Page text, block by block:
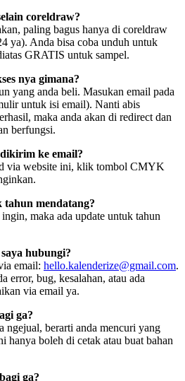
coreldraw?
paling bagus hanya di coreldraw
ya). Anda bisa coba unduh untuk
GRATIS untuk sampel.
nya gimana?
yang anda beli. Masukan email pada
untuk isi email). Nanti abis
maka anda akan di redirect dan
berfungsi.
ke email?
via website ini, klik tombol CMYK
mendatang?
maka ada update untuk tahun
hubungi?
email: hello.kalenderize@gmail.com.
error, bug, kesalahan, atau ada
via email ya.
ga?
berarti anda mencuri yang
hanya boleh di cetak atau buat bahan
ga?